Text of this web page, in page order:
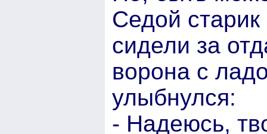
Седой
сидели за
ворона с
улыбнулся:
- Надеюсь,